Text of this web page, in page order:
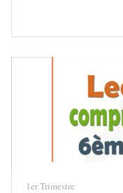
1er Trimestre